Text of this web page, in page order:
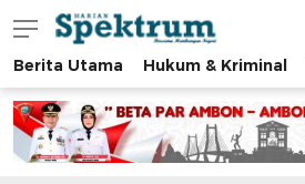
spektrumonline.com
Berita Utama Hukum & Kriminal